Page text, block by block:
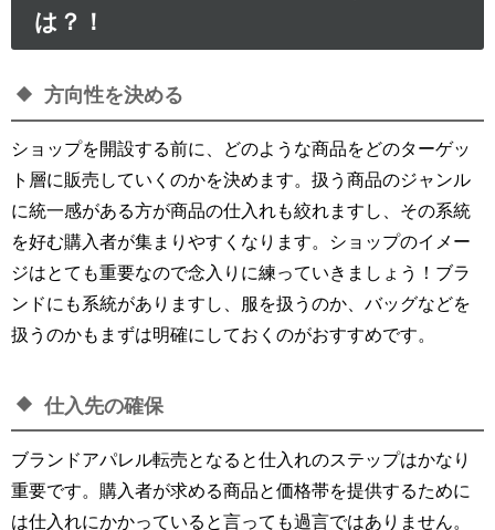
は？！
方向性を決める
ショップを開設する前に、どのような商品をどのターゲッ
ト層に販売していくのかを決めます。扱う商品のジャンル
に統一感がある方が商品の仕入れも絞れますし、その系統
を好む購入者が集まりやすくなります。ショップのイメー
ジはとても重要なので念入りに練っていきましょう！ブラ
ンドにも系統がありますし、服を扱うのか、バッグなどを
扱うのかもまずは明確にしておくのがおすすめです。
仕入先の確保
ブランドアパレル転売となると仕入れのステップはかなり
重要です。購入者が求める商品と価格帯を提供するために
は仕入れにかかっていると言っても過言ではありません。